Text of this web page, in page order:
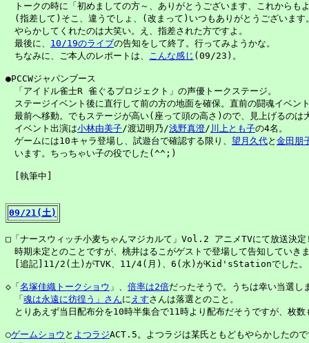
トークの時に「初めましての方～、ありがとうございます、これからも
(指差して)そこ、違うでしょ、(改まって)いつもありがとうございます
やらかしてくれたのは大笑い。え、指差された方ですよ。
最後に、 10/19のライブの告知をして終了。行ってみようかな。
ちなみに、ご本人のレポートは、 こんな感じ (09/23)。
●PCCWジャパンブース
「アイドル雀士R 雀ぐるプロジェクト」の声優トークステージ。
ステージイベント後に直行して前の方の地面を確保。直前の闘魂イベン
最前へ移動。でもステージが高い(座って頭の高さ)ので、見上げるのは
イベント出演は小林由美子/渡辺明乃/浅野真澄/ 川上とも子の4名。
ゲームには10キャラ登場し、試遊台で確認する限り、 望月久代と 金田朋
います。ちっちゃい子の役でした(^^;)
[執筆中]
09/21(土)
□「ナースウィッチ小麦ちゃんマジカルて」Vol.2 アニメTVにて放送決
時期未定とのことですが、桃井はるこがゲストで登場して告知していき
[追記]11/2(土)がTVK、11/4(月)、6(水)がKid'sStationでした。
◇「 名塚佳織トークショウ 」、 倍率は2倍だったそうで。うちは幸い当選し
「 魂は永遠に彷徨う」さんに えすさんは落選とのこと。
とりあえず当日配布分を10時半集合で11時より配布だそうですが、枚数
○ゲームショウ と よつラジACT.5。よつラジは某氏ともどもやらかしたの